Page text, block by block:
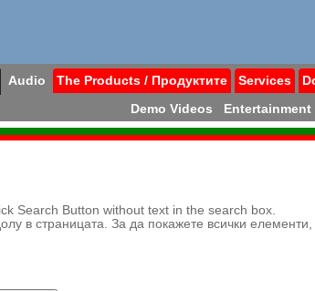
Audio The Products / Продуктите Services
Demo Videos Entertainment
Search Button without text in the search box.
в страницата. За да покажете всички елементи,